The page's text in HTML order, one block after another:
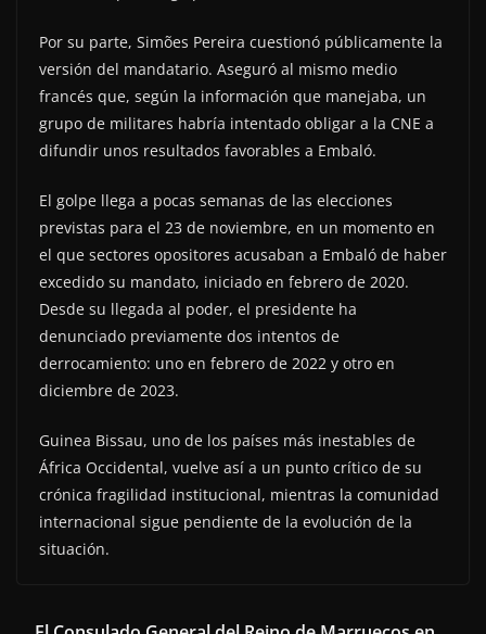
Por su parte, Simões Pereira cuestionó públicamente la
versión del mandatario. Aseguró al mismo medio
francés que, según la información que manejaba, un
grupo de militares habría intentado obligar a la CNE a
difundir unos resultados favorables a Embaló.
El golpe llega a pocas semanas de las elecciones
previstas para el 23 de noviembre, en un momento en
el que sectores opositores acusaban a Embaló de haber
excedido su mandato, iniciado en febrero de 2020.
Desde su llegada al poder, el presidente ha
denunciado previamente dos intentos de
derrocamiento: uno en febrero de 2022 y otro en
diciembre de 2023.
Guinea Bissau, uno de los países más inestables de
África Occidental, vuelve así a un punto crítico de su
crónica fragilidad institucional, mientras la comunidad
internacional sigue pendiente de la evolución de la
situación.